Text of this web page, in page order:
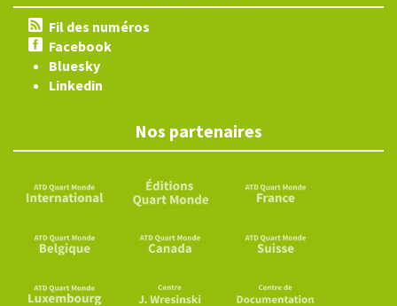
Fil des numéros
Facebook
Bluesky
Linkedin
Nos partenaires